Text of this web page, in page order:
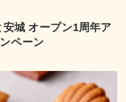
城 オープン1周年ア
ペーン